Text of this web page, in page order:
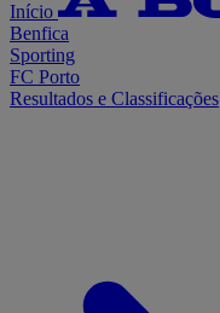
Início
Benfica
Sporting
FC Porto
Resultados e Classificações